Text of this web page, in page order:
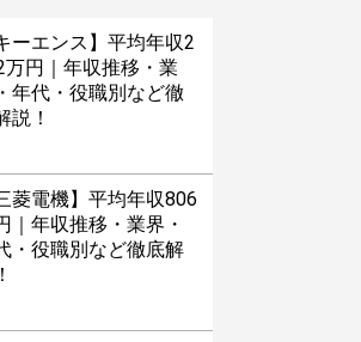
ーエンス】平均年収2
万円｜年収推移・業
年代・役職別など徹
説！
菱電機】平均年収806
｜年収推移・業界・
・役職別など徹底解